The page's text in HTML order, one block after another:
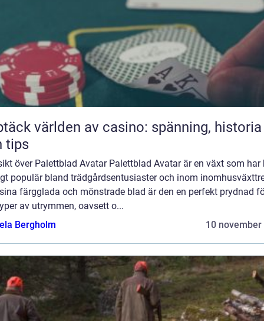
världen av casino: spänning, historia
tips
över Palettblad Avatar Palettblad Avatar är en växt som har
populär bland trädgårdsentusiaster och inom
färgglada och mönstrade blad är den en perfekt prydnad
av utrymmen, oavsett o...
Bergholm
10 november